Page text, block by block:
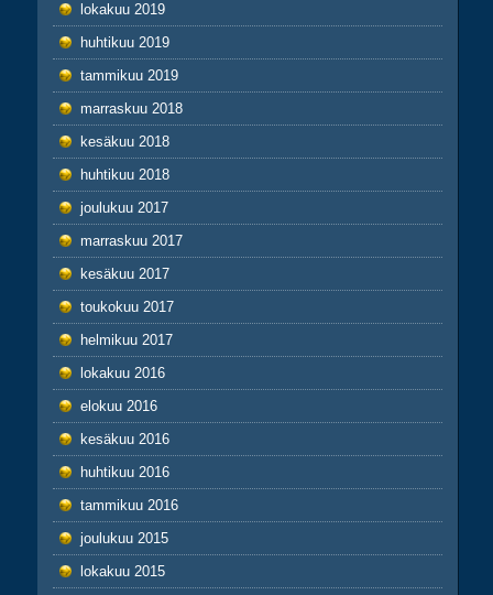
lokakuu 2019
huhtikuu 2019
tammikuu 2019
marraskuu 2018
kesäkuu 2018
huhtikuu 2018
joulukuu 2017
marraskuu 2017
kesäkuu 2017
toukokuu 2017
helmikuu 2017
lokakuu 2016
elokuu 2016
kesäkuu 2016
huhtikuu 2016
tammikuu 2016
joulukuu 2015
lokakuu 2015